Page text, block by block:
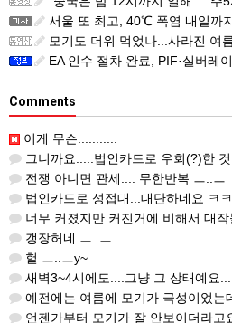
서울 또 최고, 40℃ 폭염 내일까
모기도 더위 먹었나...사라진 여
EA 인수 절차 완료, PIF·실버레
Comments
이게 무슨...........
그니까요.....법인카드로 우회(?)한 것도
전쟁 아니면 관세.... 무한반복 ㅡ..ㅡ
법인카드로 성접대...대단하네요 ㅋ
너무 커졌지만 커진거에 비해서 대작
갱장허네 ㅡ..ㅡ
헐 ㅡ..ㅡy~
새벽3~4시에도....그냥 그 상태예요...
예전에는 여름에 모기가 극성이었는데, 여름에는
언젠가부터 모기가 잘 안보이더라고